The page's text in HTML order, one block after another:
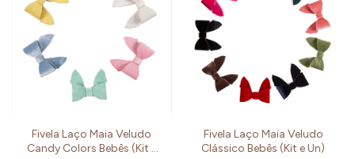
Fivela Laço Maia Veludo
Candy Colors Bebês (Kit e
Fivela Laço Maia Veludo
Clássico Bebês (Kit e Un)